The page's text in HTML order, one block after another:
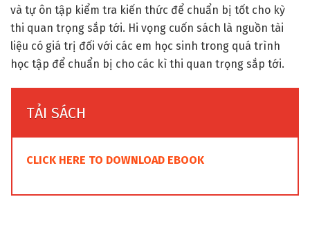
và tự ôn tập kiểm tra kiến thức để chuẩn bị tốt cho kỳ
thi quan trọng sắp tới. Hi vọng cuốn sách là nguồn tài
liệu có giá trị đối với các em học sinh trong quá trình
học tập để chuẩn bị cho các kì thi quan trọng sắp tới.
TẢI SÁCH
CLICK HERE TO DOWNLOAD EBOOK